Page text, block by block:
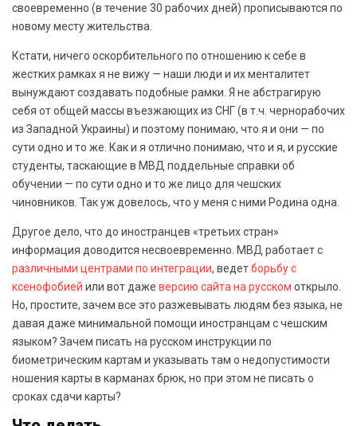
своевременно (в течение 30 рабочих дней) прописываются по
новому месту жительства.
Кстати, ничего оскорбительного по отношению к себе в
жестких рамках я не вижу — наши люди и их менталитет
вынуждают создавать подобные рамки. Я не абстрагирую
себя от общей массы въезжающих из СНГ (в т.ч. чернорабочих
из Западной Украины) и поэтому понимаю, что я и они — по
сути одно и то же. Как и я отлично понимаю, что и я, и русские
студенты, таскающие в МВД поддельные справки об
обучении — по сути одно и то же лицо для чешских
чиновников. Так уж довелось, что у меня с ними Родина одна.
Другое дело, что до иностранцев «третьих стран»
информация доводится несвоевременно. МВД работает с
различными центрами по интеграции, ведетборьбу с
ксенофобией или вот даже версию сайта на русском открыло.
Но, простите, зачем все это разжевывать людям без языка, не
давая даже минимальной помощи иностранцам с чешским
языком? Зачем писать на русском инструкции по
биометрическим картам и указывать там о недопустимости
ношения карты в карманах брюк, но при этом не писать о
сроках сдачи карты?